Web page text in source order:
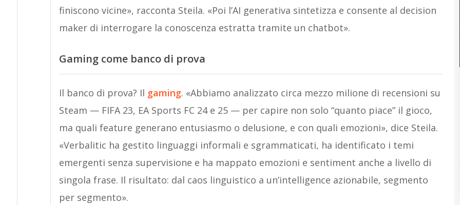
finiscono vicine», racconta Steila. «Poi l’AI generativa sintetizza e consente al decision
maker di interrogare la conoscenza estratta tramite un chatbot».
Gaming come banco di prova
Il banco di prova? Il gaming. «Abbiamo analizzato circa mezzo milione di recensioni su
Steam — FIFA 23, EA Sports FC 24 e 25 — per capire non solo “quanto piace” il gioco,
ma quali feature generano entusiasmo o delusione, e con quali emozioni», dice Steila.
«Verbalitic ha gestito linguaggi informali e sgrammaticati, ha identificato i temi
emergenti senza supervisione e ha mappato emozioni e sentiment anche a livello di
singola frase. Il risultato: dal caos linguistico a un’intelligence azionabile, segmento
per segmento».